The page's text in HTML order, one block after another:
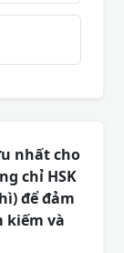
nhất cho
chỉ HSK
để đảm
kiếm và